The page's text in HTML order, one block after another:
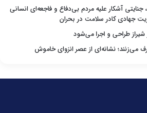
جنایتی آشکار علیه مردم بی‌دفاع و فاجعه‌ای انسانی
جهادی کادر سلامت در بحران
شیراز طراحی و اجرا می‌شود
می‌زنند؛ نشانه‌ای از عصر انزوای خاموش